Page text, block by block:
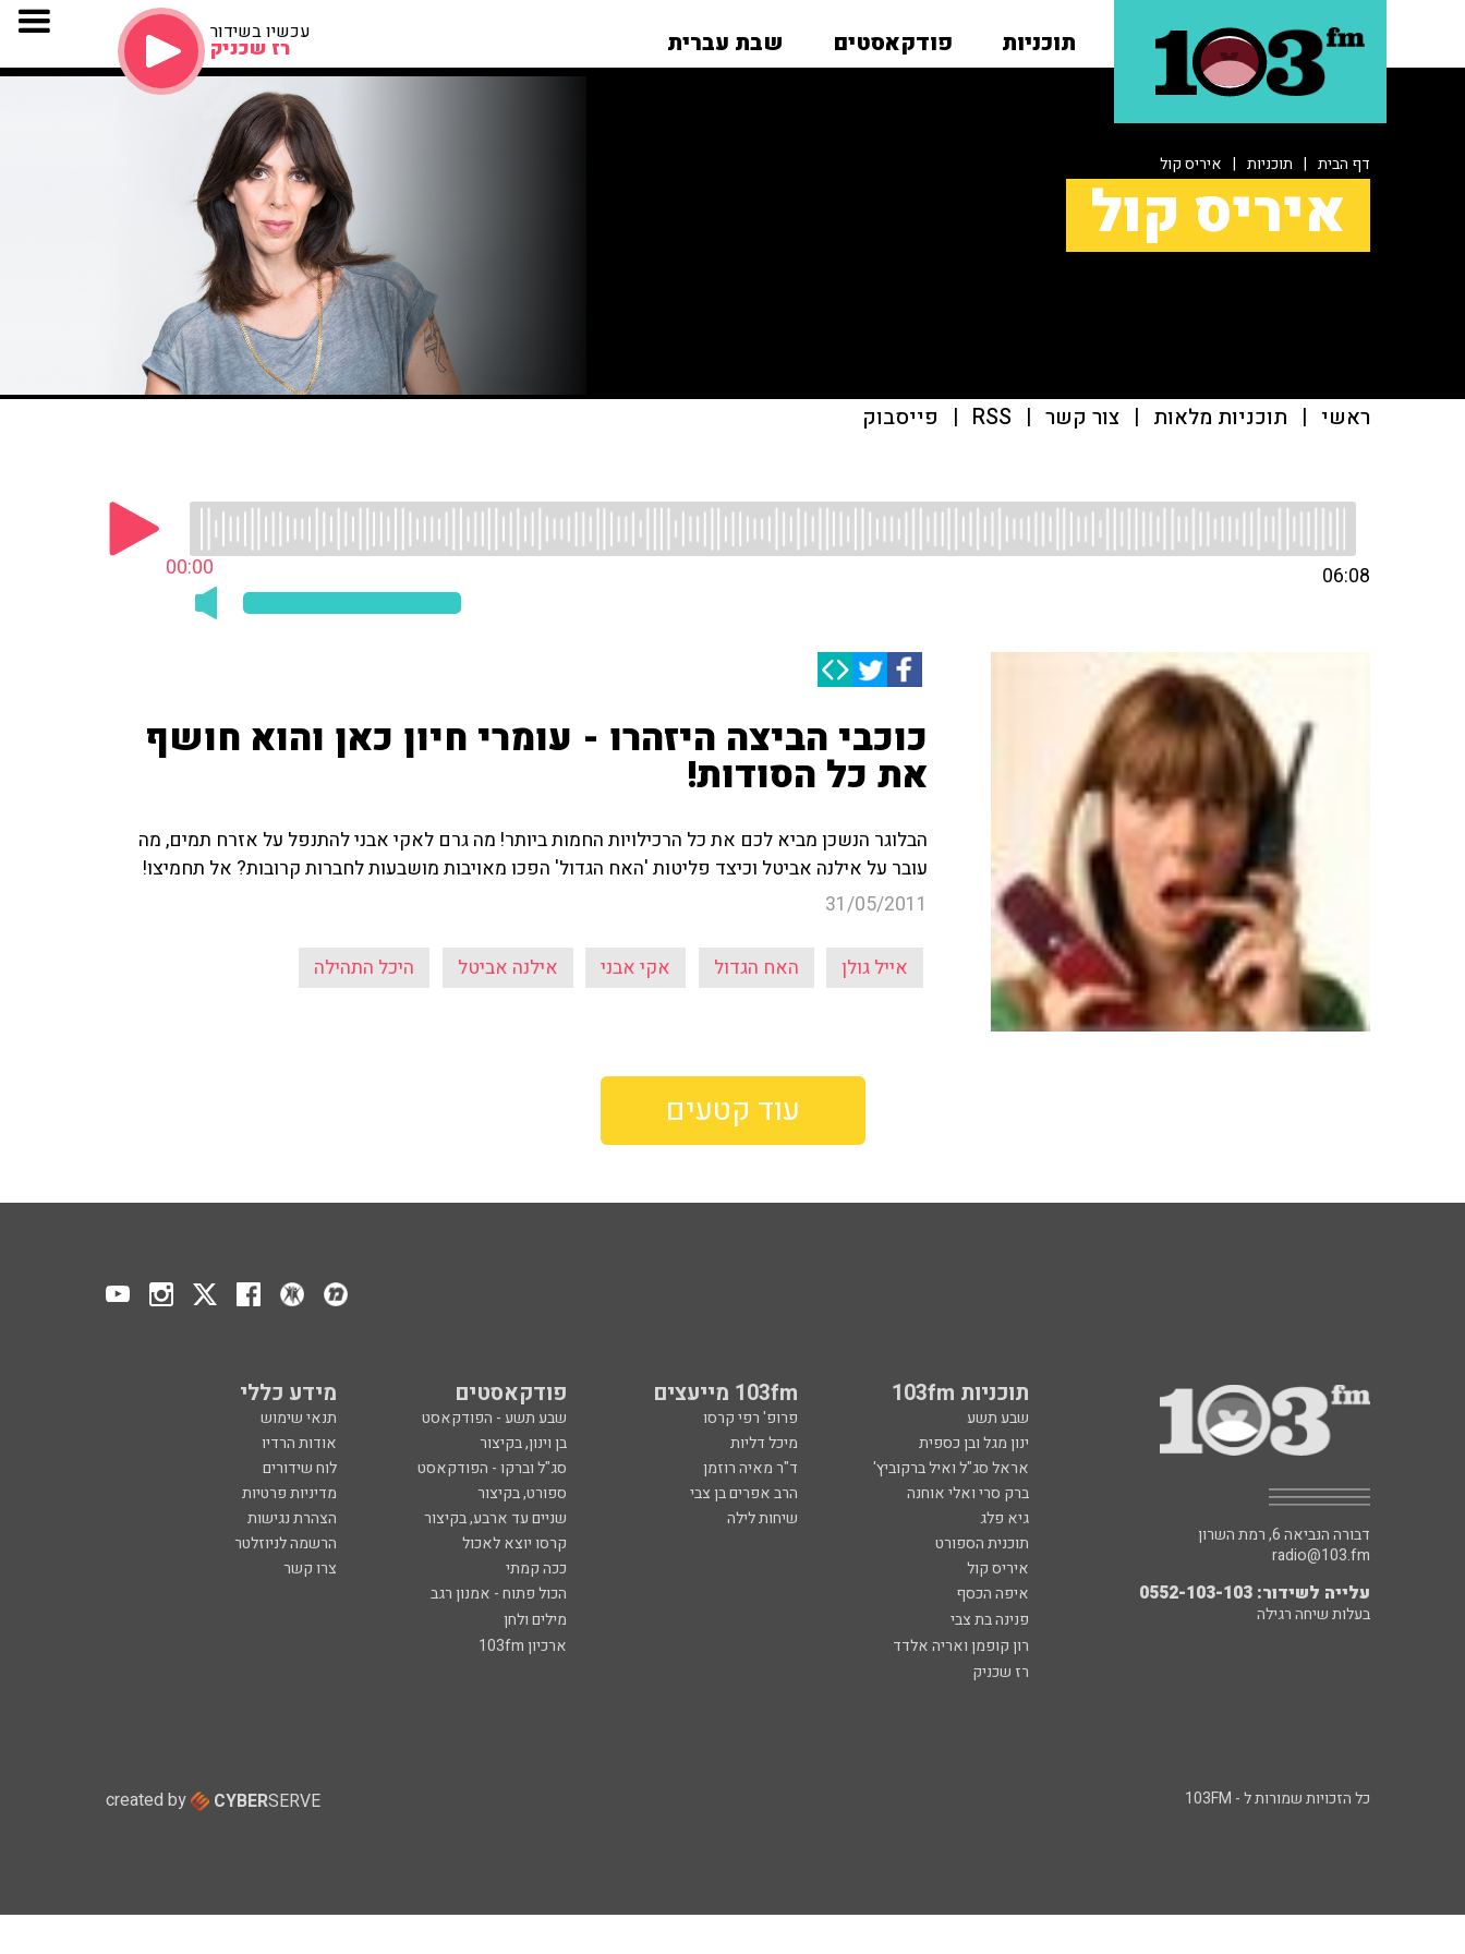
תוכניות פודקאסטים שבת עברית עכשיו בשידור
רז שכניק
דף הבית | תוכניות | איריס קול
איריס קול
ראשי | תוכניות מלאות | צור קשר |
RSS
| פייסבוק
00:00 06:08
כוכבי הביצה היזהרו - עומרי חיון כאן והוא חושף
את כל הסודות!
הבלוגר הנשכן מביא לכם את כל הרכילויות החמות ביותר! מה גרם לאקי אבני להתנפל על אזרח תמים, מה
עובר על אילנה אביטל וכיצד פליטות 'האח הגדול' הפכו מאויבות מושבעות לחברות קרובות? אל תחמיצו!
31/05/2011
אייל גולן האח הגדול אקי אבני אילנה אביטל היכל התהילה
עוד קטעים
תוכניות 103fm 103fm מייעצים פודקאסטים מידע כללי
שבע תשע פרופ' רפי קרסו שבע תשע - הפודקאסט
תנאי שימוש
ינון מגל ובן כספית
מיכל דליות בן וינון, בקיצור
אודות הרדיו
אראל סג"ל ואיל ברקוביץ'
ד"ר מאיה רוזמן סג"ל וברקו - הפודקאסט
לוח שידורים
ברק סרי ואלי אוחנה
הרב אפרים בן צבי ספורט, בקיצור
מדיניות פרטיות
גיא פלג
שיחות לילה שניים עד ארבע, בקיצור
הצהרת נגישות
תוכנית הספורט
קרסו יוצא לאכול
הרשמה לניוזלטר
איריס קול
ככה קמתי
צרו קשר
איפה הכסף
הכול פתוח - אמנון רגב
פנינה בת צבי
מילים ולחן
רון קופמן ואריה אלדד
ארכיון 103fm
רז שכניק
דבורה הנביאה 6, רמת השרון
radio@103.fm
עלייה לשידור: 0552-103-103
בעלות שיחה רגילה
כל הזכויות שמורות ל - 103FM created by CYBERSERVE